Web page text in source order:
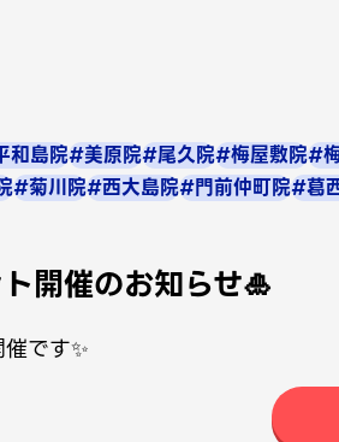
和島院#美原院#尾久院#梅屋敷院#
#菊川院#西大島院#門前仲町院#葛
開催のお知らせ🎍
です✨